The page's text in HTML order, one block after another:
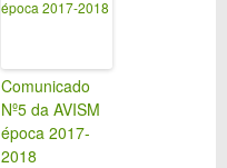
Comunicado
Nº5 da AVISM
época 2017-
2018